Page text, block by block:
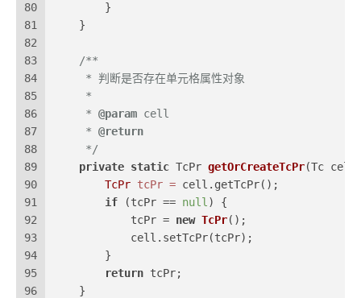
80
81
82
83
84
85
86
87
88
89
90
91
92
93
94
95
96
        }
    }
/**
     * 判断是否存在单元格属性对象
     *
     *
@param cell
     *
@return
     */
private static TcPr getOrCreateTcPr(Tc
TcPr tcPr = cell.getTcPr();
if (tcPr == null ) {
            tcPr =
new TcPr();
            cell.setTcPr(tcPr);
        }
return tcPr;
    }